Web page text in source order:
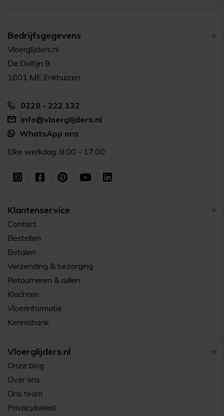
Bedrijfsgegevens
Vloerglijders.nl
De Dolfijn 9
1601 ME Enkhuizen
0228 - 222 132
info@vloerglijders.nl
WhatsApp ons
Elke werkdag: 9.00 - 17.00
Klantenservice
Contact
Bestellen
Betalen
Verzending & bezorging
Retourneren & ruilen
Klachten
Vloerinformatie
Kennisbank
Vloerglijders.nl
Onze blog
Over ons
Ons team
Privacybeleid